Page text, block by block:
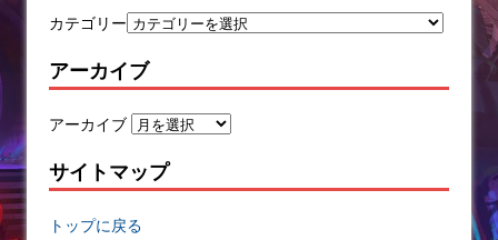
カテゴリー
アーカイブ
アーカイブ
サイトマップ
トップに戻る